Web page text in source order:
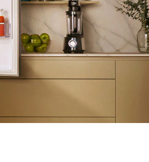
Tecnología Dual Cooling